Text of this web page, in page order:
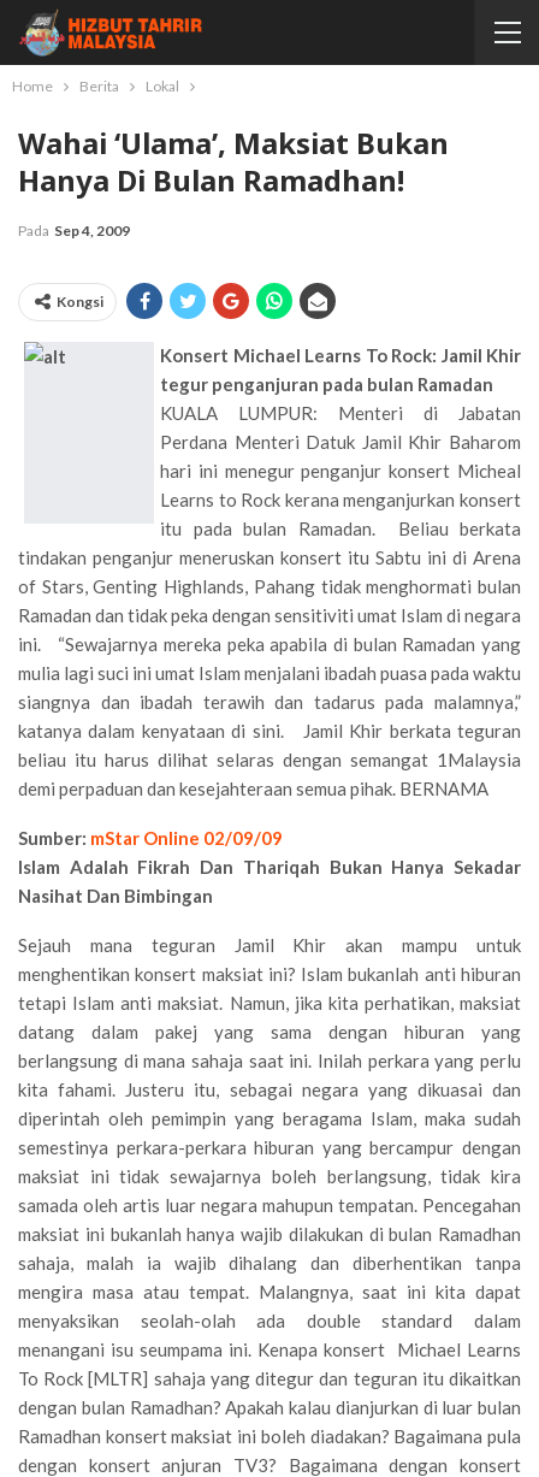
Home Berita Lokal
Wahai ‘ulama’, Maksiat Bukan
Hanya Di Bulan Ramadhan!
Pada Sep 4, 2009
Kongsi
Konsert Michael Learns To Rock: Jamil Khir
tegur penganjuran pada bulan Ramadan
KUALA LUMPUR: Menteri di Jabatan
Perdana Menteri Datuk Jamil Khir Baharom
hari ini menegur penganjur konsert Micheal
Learns to Rock kerana menganjurkan konsert
itu pada bulan Ramadan. Beliau berkata
tindakan penganjur meneruskan konsert itu Sabtu ini di Arena
of Stars, Genting Highlands, Pahang tidak menghormati bulan
Ramadan dan tidak peka dengan sensitiviti umat Islam di negara
ini. “Sewajarnya mereka peka apabila di bulan Ramadan yang
mulia lagi suci ini umat Islam menjalani ibadah puasa pada waktu
siangnya dan ibadah terawih dan tadarus pada malamnya,”
katanya dalam kenyataan di sini. Jamil Khir berkata teguran
beliau itu harus dilihat selaras dengan semangat 1Malaysia
demi perpaduan dan kesejahteraan semua pihak. BERNAMA
Sumber: mStar Online 02/09/09
Islam Adalah Fikrah Dan Thariqah Bukan Hanya Sekadar
Nasihat Dan Bimbingan
Sejauh mana teguran Jamil Khir akan mampu untuk
menghentikan konsert maksiat ini? Islam bukanlah anti hiburan
tetapi Islam anti maksiat. Namun, jika kita perhatikan, maksiat
datang dalam pakej yang sama dengan hiburan yang
berlangsung di mana sahaja saat ini. Inilah perkara yang perlu
kita fahami. Justeru itu, sebagai negara yang dikuasai dan
diperintah oleh pemimpin yang beragama Islam, maka sudah
semestinya perkara-perkara hiburan yang bercampur dengan
maksiat ini tidak sewajarnya boleh berlangsung, tidak kira
samada oleh artis luar negara mahupun tempatan. Pencegahan
maksiat ini bukanlah hanya wajib dilakukan di bulan Ramadhan
sahaja, malah ia wajib dihalang dan diberhentikan tanpa
mengira masa atau tempat. Malangnya, saat ini kita dapat
menyaksikan seolah-olah ada double standard dalam
menangani isu seumpama ini. Kenapa konsert Michael Learns
To Rock [MLTR] sahaja yang ditegur dan teguran itu dikaitkan
dengan bulan Ramadhan? Apakah kalau dianjurkan di luar bulan
Ramadhan konsert maksiat ini boleh diadakan? Bagaimana pula
dengan konsert anjuran TV3? Bagaimana dengan konsert